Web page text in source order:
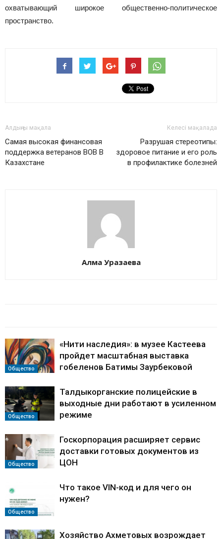
охватывающий широкое общественно-политическое
пространство.
Алдыңғы мақала
Самая высокая финансовая
поддержка ветеранов ВОВ В
Казахстане
Келесі мақалада
Разрушая стереотипы:
здоровое питание и его роль
в профилактике болезней
Алма Уразаева
Общество
«Нити наследия»: в музее Кастеева
пройдет масштабная выставка
гобеленов Батимы Заурбековой
Общество
Талдыкорганские полицейские в
выходные дни работают в усиленном
режиме
Общество
Госкорпорация расширяет сервис
доставки готовых документов из
ЦОН
Общество
Что такое VIN-код и для чего он
нужен?
Хозяйство Ахметовых возрождает